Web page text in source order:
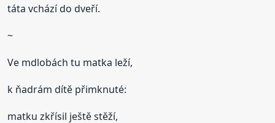
táta vchází do dveří.
~
Ve mdlobách tu matka leží,
k ňadrám dítě přimknuté:
matku zkřísil ještě stěží,